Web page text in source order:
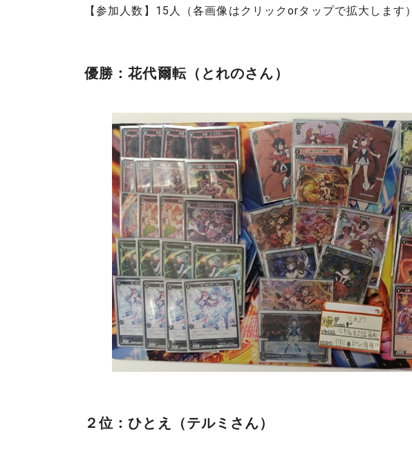
【参加人数】15人（各画像はクリックorタップで拡大します）
優勝：花代爾転（とれのさん）
２位：ひとえ（テルミさん）